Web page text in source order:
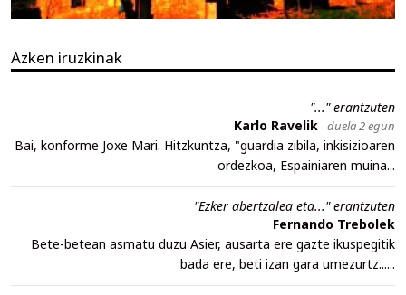
Azken iruzkinak
"..." erantzuten
Karlo Ravelik duela 2 egun
Bai, konforme Joxe Mari. Hitzkuntza, "guardia zibila, inkisizioaren
ordezkoa, Espainiaren muina...
"Ezker abertzalea eta..." erantzuten
Fernando Trebolek
Bete-betean asmatu duzu Asier, ausarta ere gazte ikuspegitik
bada ere, beti izan gara umezurtz......